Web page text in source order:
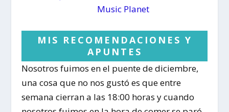
MIS RECOMENDACIONES Y
APUNTES
Nosotros fuimos en el puente de diciembre,
una cosa que no nos gustó es que entre
semana cierran a las 18:00 horas y cuando